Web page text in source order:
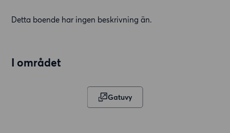
Detta boende har ingen beskrivning än.
I området
Gatuvy